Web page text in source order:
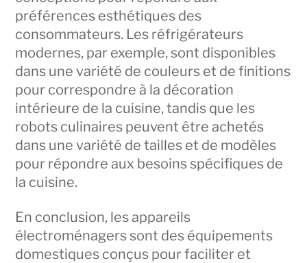
préférences esthétiques des
consommateurs. Les réfrigérateurs
modernes, par exemple, sont disponibles
dans une variété de couleurs et de finitions
pour correspondre à la décoration
intérieure de la cuisine, tandis que les
robots culinaires peuvent être achetés
dans une variété de tailles et de modèles
pour répondre aux besoins spécifiques de
la cuisine.
En conclusion, les appareils
électroménagers sont des équipements
domestiques conçus pour faciliter et